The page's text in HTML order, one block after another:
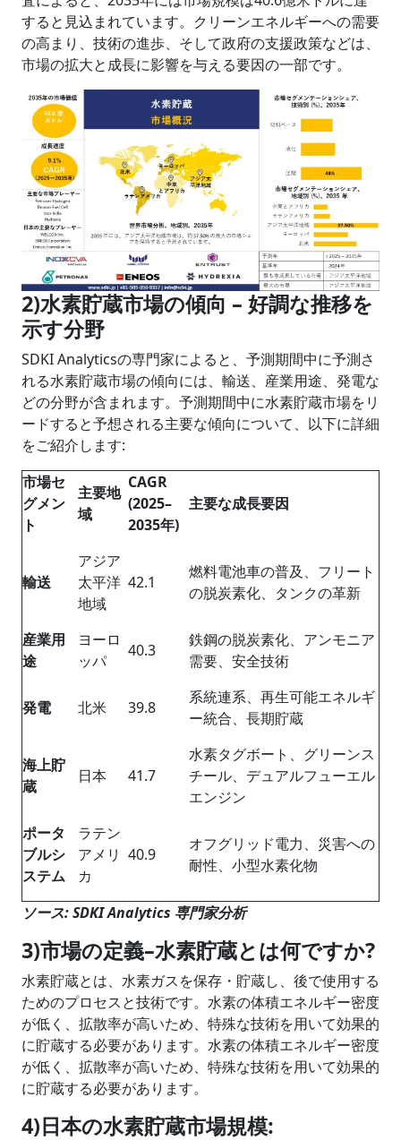
すると見込まれています。クリーンエネルギーへの需要
の高まり、技術の進歩、そして政府の支援政策などは、
市場の拡大と成長に影響を与える要因の一部です。
2)水素貯蔵市場の傾向 – 好調な推移を
示す分野
SDKI Analyticsの専門家によると、予測期間中に予測さ
れる水素貯蔵市場の傾向には、輸送、産業用途、発電な
どの分野が含まれます。予測期間中に水素貯蔵市場をリ
ードすると予想される主要な傾向について、以下に詳細
をご紹介します:
市場セ
グメン
ト
主要地
域
CAGR
(2025–
2035年)
主要な成長要因
輸送
アジア
太平洋
地域
42.1
燃料電池車の普及、フリート
の脱炭素化、タンクの革新
産業用
途
ヨーロ
ッパ
40.3
鉄鋼の脱炭素化、アンモニア
需要、安全技術
発電 北米 39.8
系統連系、再生可能エネルギ
ー統合、長期貯蔵
海上貯
蔵
日本 41.7
水素タグボート、グリーンス
チール、デュアルフューエル
エンジン
ポータ
ブルシ
ステム
ラテン
アメリ
カ
40.9
オフグリッド電力、災害への
耐性、小型水素化物
ソース: SDKI Analytics 専門家分析
3)市場の定義–水素貯蔵とは何ですか?
水素貯蔵とは、水素ガスを保存・貯蔵し、後で使用する
ためのプロセスと技術です。水素の体積エネルギー密度
が低く、拡散率が高いため、特殊な技術を用いて効果的
に貯蔵する必要があります。水素の体積エネルギー密度
が低く、拡散率が高いため、特殊な技術を用いて効果的
に貯蔵する必要があります。
4)日本の水素貯蔵市場規模: